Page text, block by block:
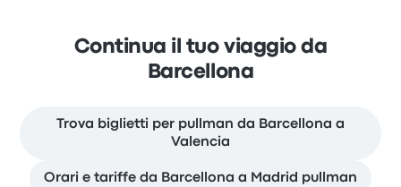
Continua il tuo viaggio da
Barcellona
Trova biglietti per pullman da Barcellona a
Valencia
Orari e tariffe da Barcellona a Madrid pullman